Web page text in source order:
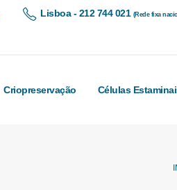
Lisboa - 212 744 021 (Rede fixa
Criopreservação Células